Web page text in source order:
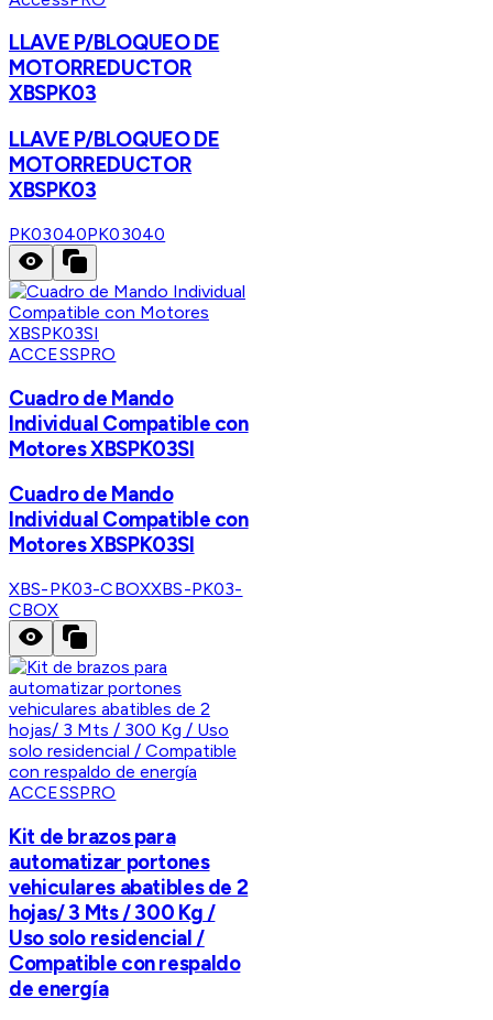
LLAVE P/BLOQUEO DE
MOTORREDUCTOR
XBSPK03
LLAVE P/BLOQUEO DE
MOTORREDUCTOR
XBSPK03
PK03040PK03040
ACCESSPRO
Cuadro de Mando
Individual Compatible con
Motores XBSPK03SI
Cuadro de Mando
Individual Compatible con
Motores XBSPK03SI
XBS-PK03-CBOXXBS-PK03-
CBOX
ACCESSPRO
Kit de brazos para
automatizar portones
vehiculares abatibles de 2
hojas/ 3 Mts / 300 Kg /
Uso solo residencial /
Compatible con respaldo
de energía